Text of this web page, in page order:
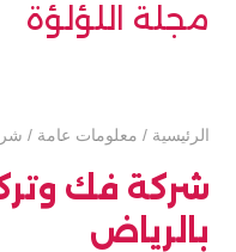
مجلة اللؤلؤة
الرئيسية / معلومات عامة /
شركة فك
بالرياض